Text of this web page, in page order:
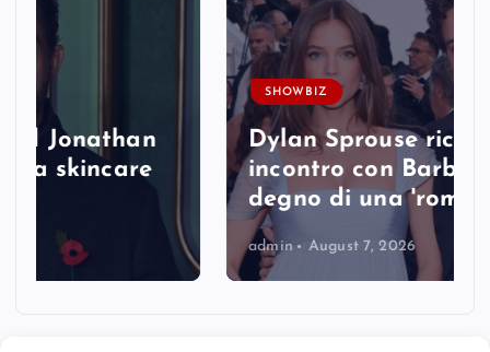
Dylan Sprouse ricorda il suo
incontro con Barbara Palvin,
degno di una 'romcom'
admin August 7, 2026